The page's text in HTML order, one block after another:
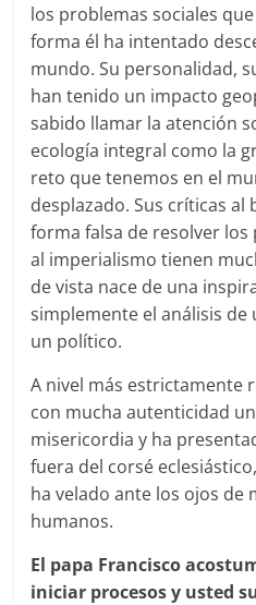
los problemas sociales
forma él ha intentado
mundo. Su personalidad,
han tenido un impacto
sabido llamar la atención
ecología integral como la
reto que tenemos en el
desplazado. Sus críticas al
forma falsa de resolver
al imperialismo tienen
de vista nace de una
simplemente el análisis
un político.
A nivel más estrictamente
con mucha autenticidad
misericordia y ha
fuera del corsé
ha velado ante los ojos de
humanos.
El papa Francisco
iniciar procesos y usted